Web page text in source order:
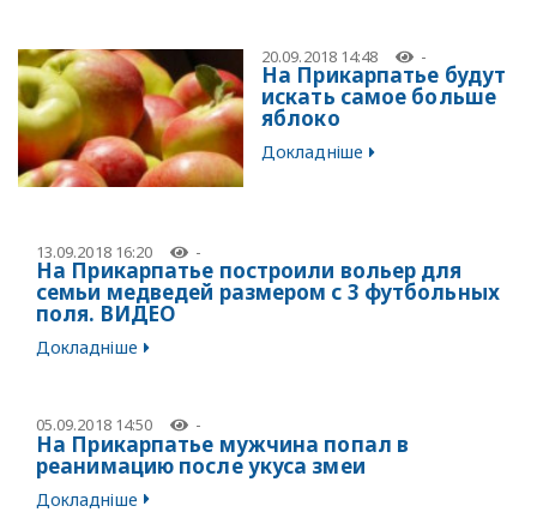
20.09.2018 14:48 -
На Прикарпатье будут
искать самое больше
яблоко
Докладніше
13.09.2018 16:20 -
На Прикарпатье построили вольер для
семьи медведей размером с 3 футбольных
поля. ВИДЕО
Докладніше
05.09.2018 14:50 -
На Прикарпатье мужчина попал в
реанимацию после укуса змеи
Докладніше